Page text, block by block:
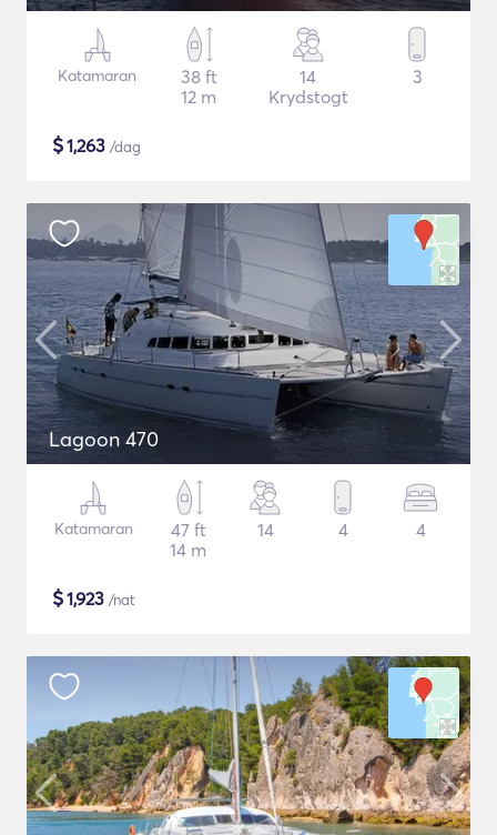
Katamaran
38 ft
12 m
14
Krydstogt
3
$1,263 /dag
Lagoon 470
Katamaran
47 ft
14 m
14 4 4
$1,923 /nat